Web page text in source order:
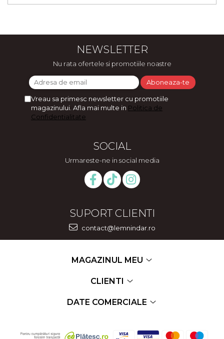
NEWSLETTER
Nu rata ofertele si promotiile noastre
Vreau sa primesc newsletter cu promotiile
magazinului. Afla mai multe in Politica de
Confidentialitate
SOCIAL
Urmareste-ne in social media
SUPORT CLIENTI
contact@lemnindar.ro
MAGAZINUL MEU
CLIENTI
DATE COMERCIALE